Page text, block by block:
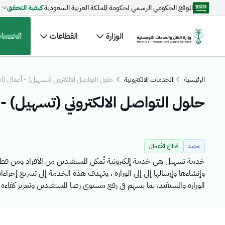
تخطي إلى المحتوى الرئيسي
الموقع الحكومي الرسمي لحكومة المملكة العربية السعوديةكيفية التحقق
الوزارة القطاعات
مقترحات مخصصة لك
جاري التحميل... اكتشف
الرئيسية الخدمات الالكترونية
حلول التواصل الالكتروني
جديد قطاع الأعمال
خدمة تسهيل هي خدمة إلكترونية تُمكن المستفيدين من الأفراد ومن
وإنشاءها وإرسالها إلى إلى الوزارة ، وتهدف هذه الخدمة إلى تسريع
الوزارة والمستفيد، بما يسهم في رفع مستوى رضا المستفيدين وتعزيز